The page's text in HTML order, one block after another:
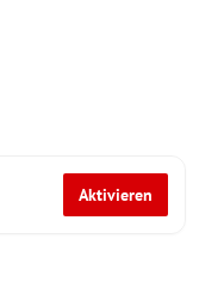
Aktivieren